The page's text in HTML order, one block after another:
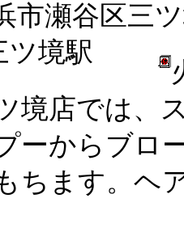
市瀬谷区三
ツ境駅
境店では、
ーからブロ
ちます。ヘ